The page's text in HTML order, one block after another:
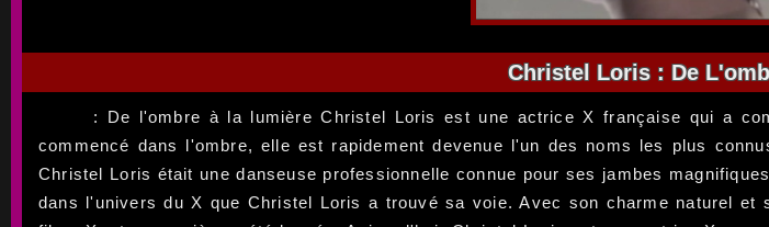
Christel Loris : De
: De l'ombre à la lumière Christel Loris est une actrice X française qui a
commencé dans l'ombre, elle est rapidement devenue l'un des noms les plus
Christel Loris était une danseuse professionnelle connue pour ses jambes
dans l'univers du X que Christel Loris a trouvé sa voie. Avec son charme naturel